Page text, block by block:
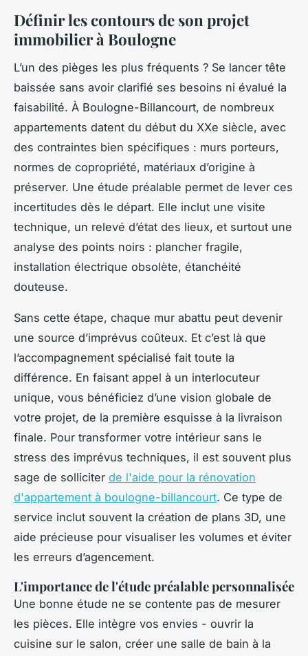
Définir les contours de son projet
immobilier à Boulogne
L’un des pièges les plus fréquents ? Se lancer tête
baissée sans avoir clarifié ses besoins ni évalué la
faisabilité. À Boulogne-Billancourt, de nombreux
appartements datent du début du XXe siècle, avec
des contraintes bien spécifiques : murs porteurs,
normes de copropriété, matériaux d’origine à
préserver. Une étude préalable permet de lever ces
incertitudes dès le départ. Elle inclut une visite
technique, un relevé d’état des lieux, et surtout une
analyse des points noirs : plancher fragile,
installation électrique obsolète, étanchéité
douteuse.
Sans cette étape, chaque mur abattu peut devenir
une source d’imprévus coûteux. Et c’est là que
l’accompagnement spécialisé fait toute la
différence. En faisant appel à un interlocuteur
unique, vous bénéficiez d’une vision globale de
votre projet, de la première esquisse à la livraison
finale. Pour transformer votre intérieur sans le
stress des imprévus techniques, il est souvent plus
sage de solliciter de l'aide pour la rénovation
d'appartement à boulogne-billancourt. Ce type de
service inclut souvent la création de plans 3D, une
aide précieuse pour visualiser les volumes et éviter
les erreurs d’agencement.
L'importance de l'étude préalable personnalisée
Une bonne étude ne se contente pas de mesurer
les pièces. Elle intègre vos envies - ouvrir la
cuisine sur le salon, créer une salle de bain à la